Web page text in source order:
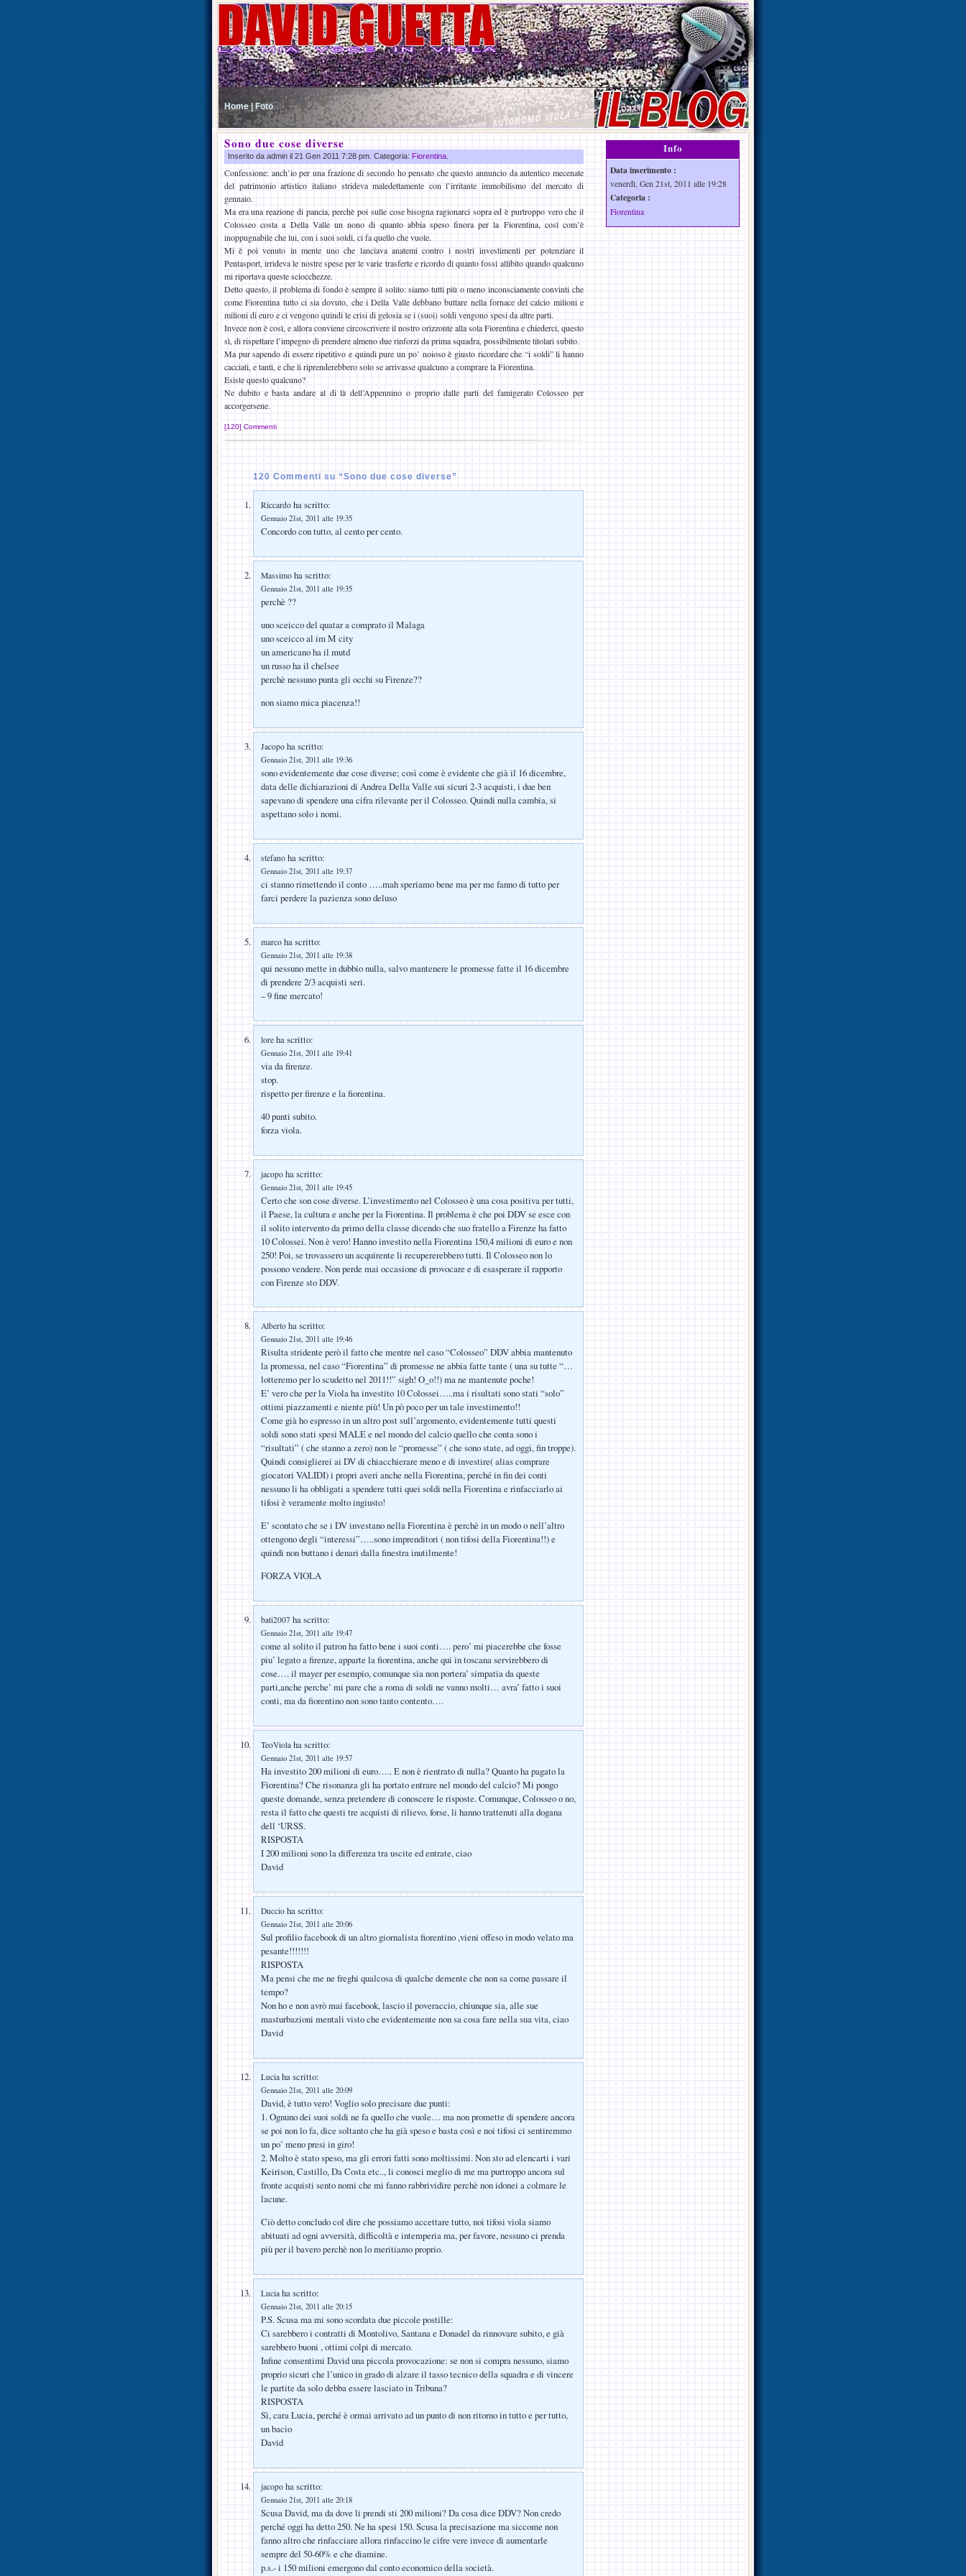
Home | Foto
Sono due cose diverse
Inserito da admin il 21 Gen 2011 7:28 pm. Categoria: Fiorentina
Confessione: anch’io per una frazione di secondo ho pensato che questo annuncio da autentico mecenate
del patrimonio artistico italiano strideva maledettamente con l’irritante immobilismo del mercato di
gennaio.
Ma era una reazione di pancia, perchè poi sulle cose bisogna ragionarci sopra ed è purtroppo vero che il
Colosseo costa a Della Valle un nono di quanto abbia speso finora per la Fiorentina, così com’è
inoppugnabile che lui, con i suoi soldi, ci fa quello che vuole.
Mi è poi venuto in mente uno che lanciava anatemi contro i nostri investimenti per potenziare il
Pentasport, irrideva le nostre spese per le varie trasferte e ricordo di quanto fossi allibito quando qualcuno
mi riportava queste sciocchezze.
Detto questo, il problema di fondo è sempre il solito: siamo tutti più o meno inconsciamente convinti che
come Fiorentina tutto ci sia dovuto, che i Della Valle debbano buttare nella fornace del calcio milioni e
milioni di euro e ci vengono quindi le crisi di gelosia se i (suoi) soldi vengono spesi da altre parti.
Invece non è così, e allora conviene circoscrivere il nostro orizzonte alla sola Fiorentina e chiederci, questo
sì, di rispettare l’impegno di prendere almeno due rinforzi da prima squadra, possibilmente titolari subito.
Ma pur sapendo di essere ripetitivo e quindi pure un po’ noioso è giusto ricordare che “i soldi” li hanno
cacciati, e tanti, e che li riprenderebbero solo se arrivasse qualcuno a comprare la Fiorentina.
Esiste questo qualcuno?
Ne dubito e basta andare al di là dell’Appennino o proprio dalle parti del famigerato Colosseo per
accorgersene.
[120] Commenti
120 Commenti su “Sono due cose diverse”
Riccardo ha scritto:
Gennaio 21st, 2011 alle 19:35
Concordo con tutto, al cento per cento.
Massimo ha scritto:
Gennaio 21st, 2011 alle 19:35
perchè ??
uno sceicco del quatar a comprato il Malaga
uno sceicco al im M city
un americano ha il mutd
un russo ha il chelsee
perchè nessuno punta gli occhi su Firenze??
non siamo mica piacenza!!
Jacopo ha scritto:
Gennaio 21st, 2011 alle 19:36
sono evidentemente due cose diverse; così come è evidente che già il 16 dicembre,
data delle dichiarazioni di Andrea Della Valle sui sicuri 2-3 acquisti, i due ben
sapevano di spendere una cifra rilevante per il Colosseo. Quindi nulla cambia, si
aspettano solo i nomi.
stefano ha scritto:
Gennaio 21st, 2011 alle 19:37
ci stanno rimettendo il conto …..mah speriamo bene ma per me fanno di tutto per
farci perdere la pazienza sono deluso
marco ha scritto:
Gennaio 21st, 2011 alle 19:38
qui nessuno mette in dubbio nulla, salvo mantenere le promesse fatte il 16 dicembre
di prendere 2/3 acquisti seri.
– 9 fine mercato!
lore ha scritto:
Gennaio 21st, 2011 alle 19:41
via da firenze.
stop.
rispetto per firenze e la fiorentina.
40 punti subito.
forza viola.
jacopo ha scritto:
Gennaio 21st, 2011 alle 19:45
Certo che son cose diverse. L’investimento nel Colosseo è una cosa positiva per tutti,
il Paese, la cultura e anche per la Fiorentina. Il problema è che poi DDV se esce con
il solito intervento da primo della classe dicendo che suo fratello a Firenze ha fatto
10 Colossei. Non è vero! Hanno investito nella Fiorentina 150,4 milioni di euro e non
250! Poi, se trovassero un acquirente li recupererebbero tutti. Il Colosseo non lo
possono vendere. Non perde mai occasione di provocare e di esasperare il rapporto
con Firenze sto DDV.
Alberto ha scritto:
Gennaio 21st, 2011 alle 19:46
Risulta stridente però il fatto che mentre nel caso “Colosseo” DDV abbia mantenuto
la promessa, nel caso “Fiorentina” di promesse ne abbia fatte tante ( una su tutte “…
lotteremo per lo scudetto nel 2011!!” sigh! O_o!!) ma ne mantenute poche!
E’ vero che per la Viola ha investito 10 Colossei…..ma i risultati sono stati “solo”
ottimi piazzamenti e niente più! Un pò poco per un tale investimento!!
Come già ho espresso in un altro post sull’argomento, evidentemente tutti questi
soldi sono stati spesi MALE e nel mondo del calcio quello che conta sono i
“risultati” ( che stanno a zero) non le “promesse” ( che sono state, ad oggi, fin troppe).
Quindi consiglierei ai DV di chiacchierare meno e di investire( alias comprare
giocatori VALIDI) i propri averi anche nella Fiorentina, perché in fin dei conti
nessuno li ha obbligati a spendere tutti quei soldi nella Fiorentina e rinfacciarlo ai
tifosi è veramente molto ingiusto!
E’ scontato che se i DV investano nella Fiorentina è perchè in un modo o nell’altro
ottengono degli “interessi”…..sono imprenditori ( non tifosi della Fiorentina!!) e
quindi non buttano i denari dalla finestra inutilmente!
FORZA VIOLA
bati2007 ha scritto:
Gennaio 21st, 2011 alle 19:47
come al solito il patron ha fatto bene i suoi conti…. pero’ mi piacerebbe che fosse
piu’ legato a firenze, apparte la fiorentina, anche qui in toscana servirebbero di
cose…. il mayer per esempio, comunque sia non portera’ simpatia da queste
parti,anche perche’ mi pare che a roma di soldi ne vanno molti… avra’ fatto i suoi
conti, ma da fiorentino non sono tanto contento….
TeoViola ha scritto:
Gennaio 21st, 2011 alle 19:57
Ha investito 200 milioni di euro….. E non è rientrato di nulla? Quanto ha pagato la
Fiorentina? Che risonanza gli ha portato entrare nel mondo del calcio? Mi pongo
queste domande, senza pretendere di conoscere le risposte. Comunque, Colosseo o no,
resta il fatto che questi tre acquisti di rilievo, forse, li hanno trattenuti alla dogana
dell ‘URSS.
RISPOSTA
I 200 milioni sono la differenza tra uscite ed entrate, ciao
David
Duccio ha scritto:
Gennaio 21st, 2011 alle 20:06
Sul profilio facebook di un altro giornalista fiorentino ,vieni offeso in modo velato ma
pesante!!!!!!!
RISPOSTA
Ma pensi che me ne freghi qualcosa di qualche demente che non sa come passare il
tempo?
Non ho e non avrò mai facebook, lascio il poveraccio, chiunque sia, alle sue
masturbazioni mentali visto che evidentemente non sa cosa fare nella sua vita, ciao
David
Lucia ha scritto:
Gennaio 21st, 2011 alle 20:09
David, è tutto vero! Voglio solo precisare due punti:
1. Ognuno dei suoi soldi ne fa quello che vuole… ma non promette di spendere ancora
se poi non lo fa, dice soltanto che ha già speso e basta così e noi tifosi ci sentiremmo
un po’ meno presi in giro!
2. Molto è stato speso, ma gli errori fatti sono moltissimi. Non sto ad elencarti i vari
Keirison, Castillo, Da Costa etc.., li conosci meglio di me ma purtroppo ancora sul
fronte acquisti sento nomi che mi fanno rabbrividire perchè non idonei a colmare le
lacune.
Ciò detto concludo col dire che possiamo accettare tutto, noi tifosi viola siamo
abituati ad ogni avversità, difficoltà e intemperia ma, per favore, nessuno ci prenda
più per il bavero perchè non lo meritiamo proprio.
Lucia ha scritto:
Gennaio 21st, 2011 alle 20:15
P.S. Scusa ma mi sono scordata due piccole postille:
Ci sarebbero i contratti di Montolivo, Santana e Donadel da rinnovare subito, e già
sarebbero buoni , ottimi colpi di mercato.
Infine consentimi David una piccola provocazione: se non si compra nessuno, siamo
proprio sicuri che l’unico in grado di alzare il tasso tecnico della squadra e di vincere
le partite da solo debba essere lasciato in Tribuna?
RISPOSTA
Sì, cara Lucia, perché è ormai arrivato ad un punto di non ritorno in tutto e per tutto,
un bacio
David
jacopo ha scritto:
Gennaio 21st, 2011 alle 20:18
Scusa David, ma da dove li prendi sti 200 milioni? Da cosa dice DDV? Non credo
perché oggi ha detto 250. Ne ha spesi 150. Scusa la precisazione ma siccome non
fanno altro che rinfacciare allora rinfaccino le cifre vere invece di aumentarle
sempre del 50-60% e che diamine.
p.s.- i 150 milioni emergono dal conto economico della società.
Info
Data inserimento :
venerdì, Gen 21st, 2011 alle 19:28
Categoria :
Fiorentina